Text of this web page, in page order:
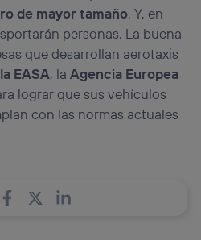
de mayor tamaño. Y, en
personas. La buena
que desarrollan aerotaxis
EASA, laAgencia Europea
lograr que sus vehículos
con las normas actuales